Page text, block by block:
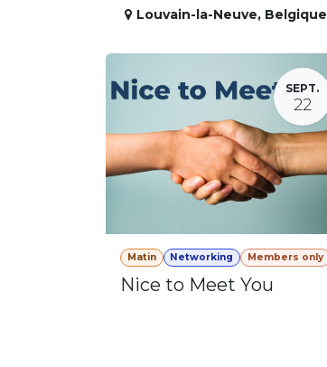
Louvain-la-Neuve, Belgique
SEPT.
22
Matin Networking Members only
Nice to Meet You